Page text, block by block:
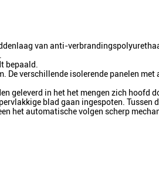
van anti-
bepaald.
verschillende isolerende panelen met
in het het mengen zich hoofd
blad gaan ingespoten. Tussen
het automatische volgen scherp